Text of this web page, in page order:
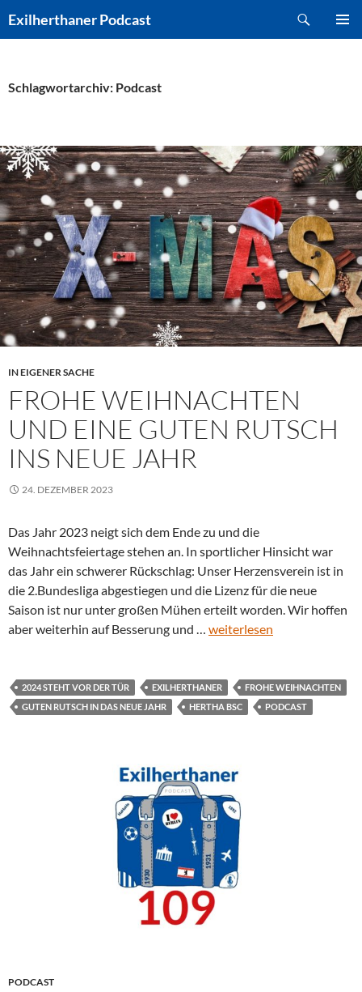
Inhalt
Exilherthaner Podcast
Schlagwortarchiv: Podcast
IN EIGENER SACHE
FROHE WEIHNACHTEN
UND EINE GUTEN RUTSCH
INS NEUE JAHR
24. DEZEMBER 2023
Das Jahr 2023 neigt sich dem Ende zu und die
Weihnachtsfeiertage stehen an. In sportlicher Hinsicht war
das Jahr ein schwerer Rückschlag: Unser Herzensverein ist in
die 2.Bundesliga abgestiegen und die Lizenz für die neue
Saison ist nur unter großen Mühen erteilt worden. Wir hoffen
aber weiterhin auf Besserung und … weiterlesen
2024 STEHT VOR DER TÜR EXILHERTHANER
FROHE WEIHNACHTEN
GUTEN RUTSCH IN DAS NEUE JAHR
HERTHA BSC PODCAST
PODCAST